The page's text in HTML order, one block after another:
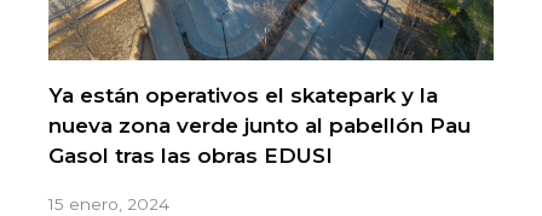
Ya están operativos el skatepark y la
nueva zona verde junto al pabellón Pau
Gasol tras las obras EDUSI
15 enero, 2024